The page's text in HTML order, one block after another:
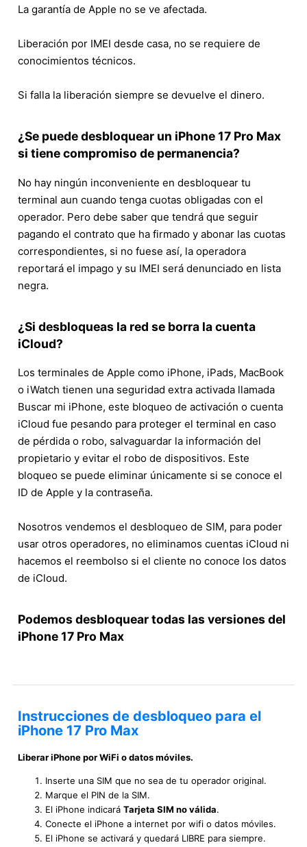
La garantía de Apple no se ve afectada.
Liberación por IMEI desde casa, no se requiere de
conocimientos técnicos.
Si falla la liberación siempre se devuelve el dinero.
¿Se puede desbloquear un iPhone 17 Pro Max
si tiene compromiso de permanencia?
No hay ningún inconveniente en desbloquear tu
terminal aun cuando tenga cuotas obligadas con el
operador. Pero debe saber que tendrá que seguir
pagando el contrato que ha firmado y abonar las cuotas
correspondientes, si no fuese así, la operadora
reportará el impago y su IMEI será denunciado en lista
negra.
¿Si desbloqueas la red se borra la cuenta
iCloud?
Los terminales de Apple como iPhone, iPads, MacBook
o iWatch tienen una seguridad extra activada llamada
Buscar mi iPhone, este bloqueo de activación o cuenta
iCloud fue pesando para proteger el terminal en caso
de pérdida o robo, salvaguardar la información del
propietario y evitar el robo de dispositivos. Este
bloqueo se puede eliminar únicamente si se conoce el
ID de Apple y la contraseña.
Nosotros vendemos el desbloqueo de SIM, para poder
usar otros operadores, no eliminamos cuentas iCloud ni
hacemos el reembolso si el cliente no conoce los datos
de iCloud.
Podemos desbloquear todas las versiones del
iPhone 17 Pro Max
Instrucciones de desbloqueo para el
iPhone 17 Pro Max
Liberar iPhone por WiFi o datos móviles.
Inserte una SIM que no sea de tu operador original.
Marque el PIN de la SIM.
El iPhone indicará Tarjeta SIM no válida.
Conecte el iPhone a internet por wifi o datos móviles.
El iPhone se activará y quedará LIBRE para siempre.